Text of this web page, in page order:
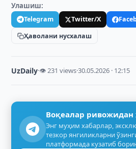
Улашиш:
Telegram Twitter/X
Ҳаволани нусхалаш
UzDaily·👁 231 views·30.05.2026 · 12:15
Воқеалар ривожидан
Энг муҳим хабарлар,
тезкор янгиликларни
платформада кузатиб